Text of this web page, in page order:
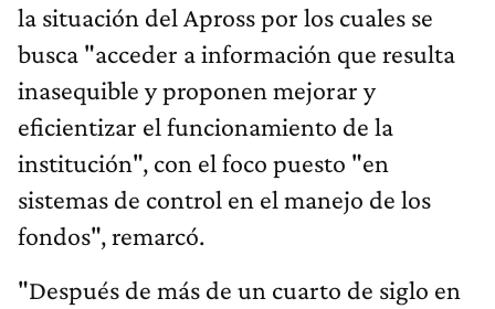
la situación del Apross por los cuales se
busca "acceder a información que resulta
inasequible y proponen mejorar y
eficientizar el funcionamiento de la
institución", con el foco puesto "en
sistemas de control en el manejo de los
fondos", remarcó.
"Después de más de un cuarto de siglo en